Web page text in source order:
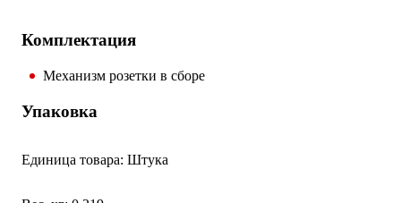
Комплектация
Механизм розетки в сборе
Упаковка
Единица товара: Штука